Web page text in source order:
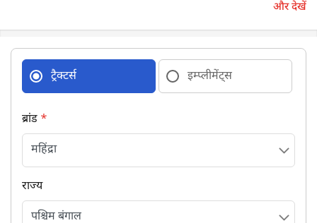
और देखें
ट्रैक्टर्स इम्प्लीमेंट्स
ब्रांड *
राज्य